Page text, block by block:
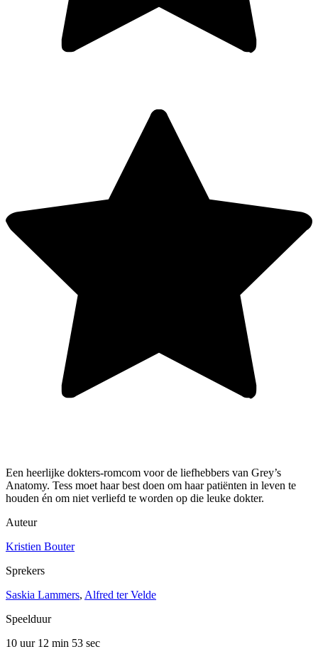
Een heerlijke dokters-romcom voor de liefhebbers van Grey’s
Anatomy. Tess moet haar best doen om haar patiënten in leven te
houden én om niet verliefd te worden op die leuke dokter.
Auteur
Kristien Bouter
Sprekers
Saskia Lammers, Alfred ter Velde
Speelduur
10 uur 12 min 53 sec